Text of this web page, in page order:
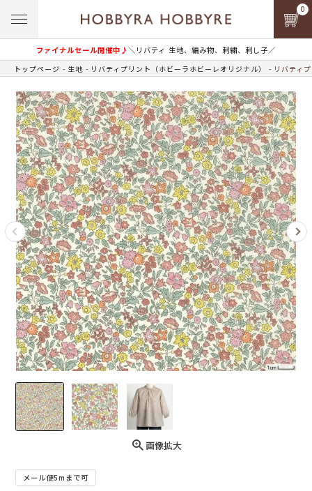
ファイナルセール開催中♪＼リバティ 生地、編み物、刺繍、刺し子／
0
トップページ 生地 リバティプリント（ホビーラホビーレオリジナル） リバティ
画像拡大
メール便5mまで可